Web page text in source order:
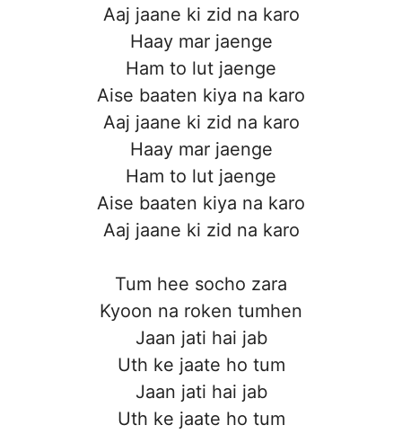
Aaj jaane ki zid na karo
Haay mar jaenge
Ham to lut jaenge
Aise baaten kiya na karo
Aaj jaane ki zid na karo
Haay mar jaenge
Ham to lut jaenge
Aise baaten kiya na karo
Aaj jaane ki zid na karo
Tum hee socho zara
Kyoon na roken tumhen
Jaan jati hai jab
Uth ke jaate ho tum
Jaan jati hai jab
Uth ke jaate ho tum